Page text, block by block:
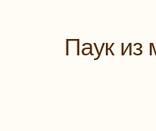
Паук из